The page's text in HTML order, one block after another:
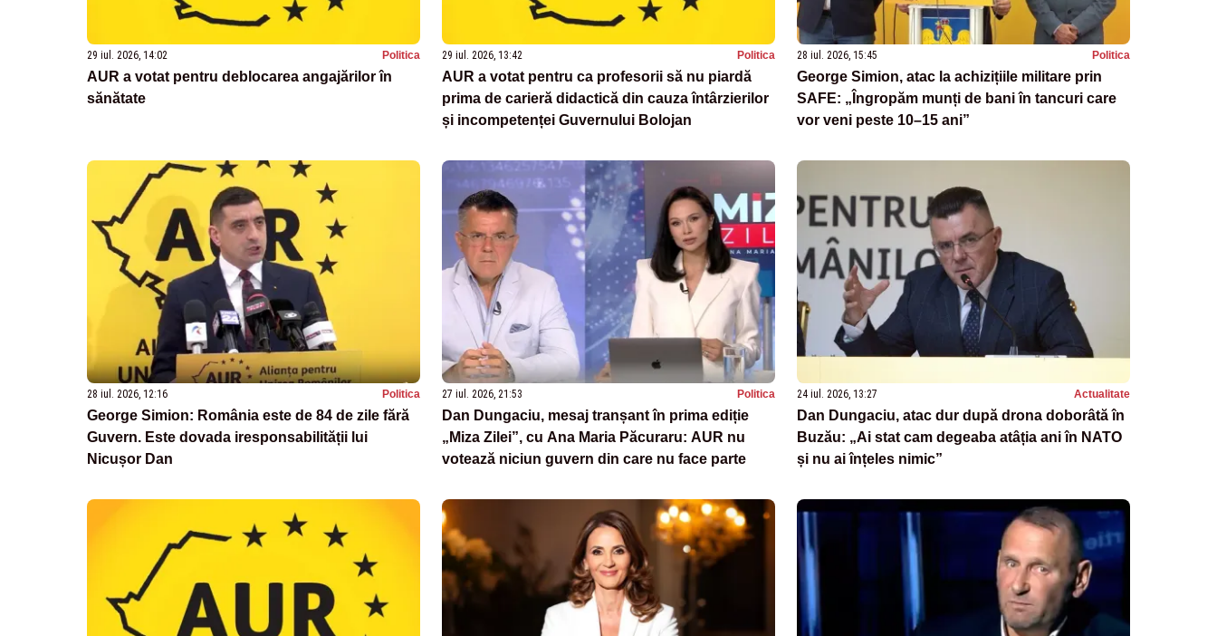
29 iul. 2026, 14:02 Politica
AUR a votat pentru deblocarea angajărilor în
sănătate
29 iul. 2026, 13:42 Politica
AUR a votat pentru ca profesorii să nu piardă
prima de carieră didactică din cauza întârzierilor
și incompetenței Guvernului Bolojan
28 iul. 2026, 15:45 Politica
George Simion, atac la achizițiile militare prin
SAFE: „Îngropăm munți de bani în tancuri care
vor veni peste 10–15 ani”
28 iul. 2026, 12:16 Politica
George Simion: România este de 84 de zile fără
Guvern. Este dovada iresponsabilității lui
Nicușor Dan
27 iul. 2026, 21:53 Politica
Dan Dungaciu, mesaj tranșant în prima ediție
„Miza Zilei”, cu Ana Maria Păcuraru: AUR nu
votează niciun guvern din care nu face parte
24 iul. 2026, 13:27 Actualitate
Dan Dungaciu, atac dur după drona doborâtă în
Buzău: „Ai stat cam degeaba atâția ani în NATO
și nu ai înțeles nimic”